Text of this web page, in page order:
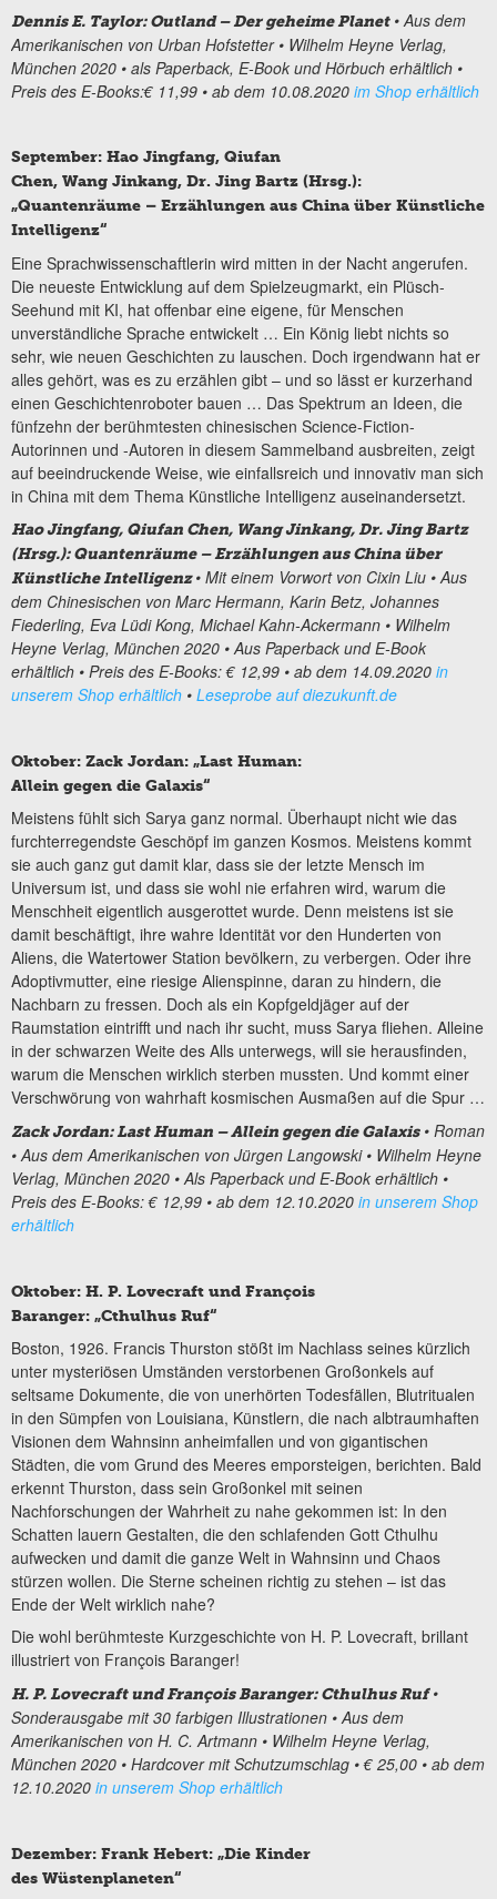
Dennis E. Taylor: Outland – Der geheime Planet • Aus dem
Amerikanischen von Urban Hofstetter • Wilhelm Heyne Verlag,
München 2020 • als Paperback, E-Book und Hörbuch erhältlich •
Preis des E-Books:€ 11,99 • ab dem 10.08.2020 im Shop erhältlich
September: Hao Jingfang, Qiufan
Chen, Wang Jinkang, Dr. Jing Bartz (Hrsg.):
„Quantenräume – Erzählungen aus China über Künstliche
Intelligenz“
Eine Sprachwissenschaftlerin wird mitten in der Nacht angerufen.
Die neueste Entwicklung auf dem Spielzeugmarkt, ein Plüsch-
Seehund mit KI, hat offenbar eine eigene, für Menschen
unverständliche Sprache entwickelt … Ein König liebt nichts so
sehr, wie neuen Geschichten zu lauschen. Doch irgendwann hat er
alles gehört, was es zu erzählen gibt – und so lässt er kurzerhand
einen Geschichtenroboter bauen … Das Spektrum an Ideen, die
fünfzehn der berühmtesten chinesischen Science-Fiction-
Autorinnen und -Autoren in diesem Sammelband ausbreiten, zeigt
auf beeindruckende Weise, wie einfallsreich und innovativ man sich
in China mit dem Thema Künstliche Intelligenz auseinandersetzt.
Hao Jingfang, Qiufan Chen, Wang Jinkang, Dr. Jing Bartz
(Hrsg.): Quantenräume – Erzählungen aus China über
Künstliche Intelligenz• Mit einem Vorwort von Cixin Liu • Aus
dem Chinesischen von Marc Hermann, Karin Betz, Johannes
Fiederling, Eva Lüdi Kong, Michael Kahn-Ackermann • Wilhelm
Heyne Verlag, München 2020 • Aus Paperback und E-Book
erhältlich • Preis des E-Books: € 12,99 • ab dem 14.09.2020 in
unserem Shop erhältlich • Leseprobe auf diezukunft.de
Oktober: Zack Jordan: „Last Human:
Allein gegen die Galaxis“
Meistens fühlt sich Sarya ganz normal. Überhaupt nicht wie das
furchterregendste Geschöpf im ganzen Kosmos. Meistens kommt
sie auch ganz gut damit klar, dass sie der letzte Mensch im
Universum ist, und dass sie wohl nie erfahren wird, warum die
Menschheit eigentlich ausgerottet wurde. Denn meistens ist sie
damit beschäftigt, ihre wahre Identität vor den Hunderten von
Aliens, die Watertower Station bevölkern, zu verbergen. Oder ihre
Adoptivmutter, eine riesige Alienspinne, daran zu hindern, die
Nachbarn zu fressen. Doch als ein Kopfgeldjäger auf der
Raumstation eintrifft und nach ihr sucht, muss Sarya fliehen. Alleine
in der schwarzen Weite des Alls unterwegs, will sie herausfinden,
warum die Menschen wirklich sterben mussten. Und kommt einer
Verschwörung von wahrhaft kosmischen Ausmaßen auf die Spur …
Zack Jordan: Last Human – Allein gegen die Galaxis • Roman
• Aus dem Amerikanischen von Jürgen Langowski • Wilhelm Heyne
Verlag, München 2020 • Als Paperback und E-Book erhältlich •
Preis des E-Books: € 12,99 • ab dem 12.10.2020 in unserem Shop
erhältlich
Oktober: H. P. Lovecraft und François
Baranger: „Cthulhus Ruf“
Boston, 1926. Francis Thurston stößt im Nachlass seines kürzlich
unter mysteriösen Umständen verstorbenen Großonkels auf
seltsame Dokumente, die von unerhörten Todesfällen, Blutritualen
in den Sümpfen von Louisiana, Künstlern, die nach albtraumhaften
Visionen dem Wahnsinn anheimfallen und von gigantischen
Städten, die vom Grund des Meeres emporsteigen, berichten. Bald
erkennt Thurston, dass sein Großonkel mit seinen
Nachforschungen der Wahrheit zu nahe gekommen ist: In den
Schatten lauern Gestalten, die den schlafenden Gott Cthulhu
aufwecken und damit die ganze Welt in Wahnsinn und Chaos
stürzen wollen. Die Sterne scheinen richtig zu stehen – ist das
Ende der Welt wirklich nahe?
Die wohl berühmteste Kurzgeschichte von H. P. Lovecraft, brillant
illustriert von François Baranger!
H. P. Lovecraft und François Baranger: Cthulhus Ruf •
Sonderausgabe mit 30 farbigen Illustrationen • Aus dem
Amerikanischen von H. C. Artmann • Wilhelm Heyne Verlag,
München 2020 • Hardcover mit Schutzumschlag • € 25,00 • ab dem
12.10.2020 in unserem Shop erhältlich
Dezember: Frank Hebert: „Die Kinder
des Wüstenplaneten“